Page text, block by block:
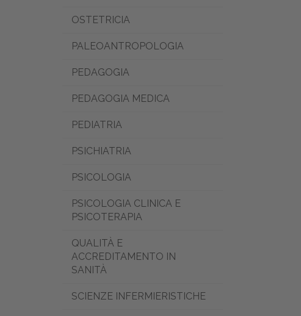
OSTETRICIA
PALEOANTROPOLOGIA
PEDAGOGIA
PEDAGOGIA MEDICA
PEDIATRIA
PSICHIATRIA
PSICOLOGIA
PSICOLOGIA CLINICA E
PSICOTERAPIA
QUALITÀ E
ACCREDITAMENTO IN
SANITÀ
SCIENZE INFERMIERISTICHE